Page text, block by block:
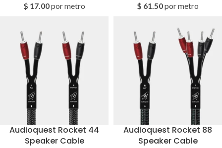
$ 17.00por metro
$ 61.50por metro
Audioquest Rocket 44
Speaker Cable
Audioquest Rocket 88
Speaker Cable